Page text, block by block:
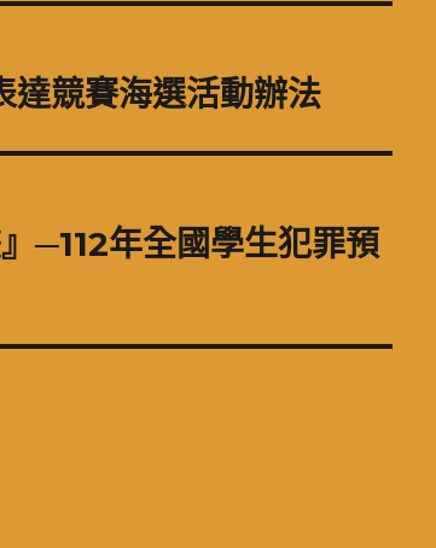
達競賽海選活動辦法
─112年全國學生犯罪預